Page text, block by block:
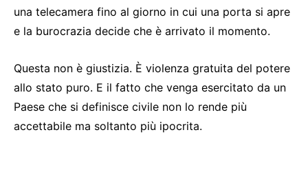
una telecamera fino al giorno in cui una porta si apre
e la burocrazia decide che è arrivato il momento.
Questa non è giustizia. È violenza gratuita del potere
allo stato puro. E il fatto che venga esercitato da un
Paese che si definisce civile non lo rende più
accettabile ma soltanto più ipocrita.